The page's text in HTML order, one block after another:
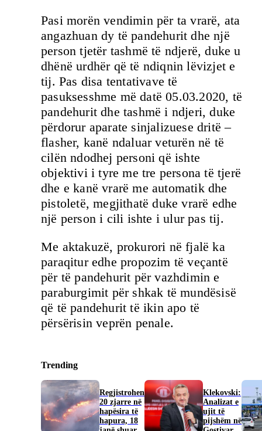
Pasi morën vendimin për ta vrarë, ata
angazhuan dy të pandehurit dhe një
person tjetër tashmë të ndjerë, duke u
dhënë urdhër që të ndiqnin lëvizjet e
tij. Pas disa tentativave të
pasuksesshme më datë 05.03.2020, të
pandehurit dhe tashmë i ndjeri, duke
përdorur aparate sinjalizuese dritë –
flasher, kanë ndaluar veturën në të
cilën ndodhej personi që ishte
objektivi i tyre me tre persona të tjerë
dhe e kanë vrarë me automatik dhe
pistoletë, megjithatë duke vrarë edhe
një person i cili ishte i ulur pas tij.
Me aktakuzë, prokurori në fjalë ka
paraqitur edhe propozim të veçantë
për të pandehurit për vazhdimin e
paraburgimit për shkak të mundësisë
që të pandehurit të ikin apo të
përsërisin veprën penale.
Trending
Regjistrohen
20 zjarre në
hapësira të
hapura, 18
Klekovski:
Analizat e
ujit të
pijshëm në